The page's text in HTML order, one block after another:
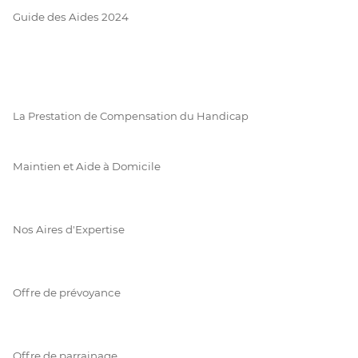
Guide des Aides 2024
La Prestation de Compensation du Handicap
Maintien et Aide à Domicile
Nos Aires d'Expertise
Offre de prévoyance